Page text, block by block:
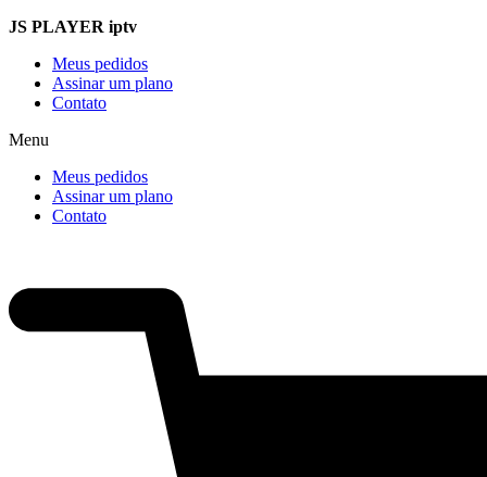
Ir
conteúdo
JS PLAYER iptv
Meus pedidos
Assinar um plano
Contato
Menu
Meus pedidos
Assinar um plano
Contato